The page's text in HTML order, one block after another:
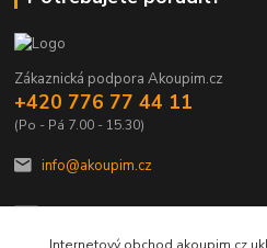
Zákaznická podpora Akoupim.cz
+420 776 77 44 11
(Po - Pá 7.00 - 15.30)
info@akoupim.cz